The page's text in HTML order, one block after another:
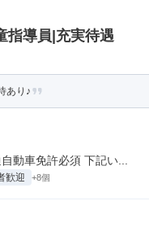
指導員|充実待遇
あり♪
動車免許必須 下記い...
歓迎 +8個